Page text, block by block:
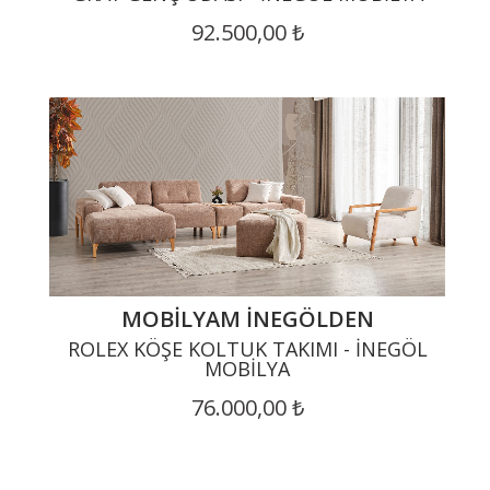
92.500,00 ₺
MOBILYAM İNEGÖLDEN
ROLEX KÖŞE KOLTUK TAKIMI - İNEGÖL
MOBILYA
76.000,00 ₺